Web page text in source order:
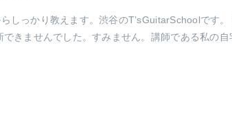
しっかり教えます。渋谷のT’sGuitarSchoolです
きませんでした。すみません。講師である私の自